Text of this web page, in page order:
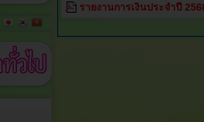
รายงานการเงินประจำปี